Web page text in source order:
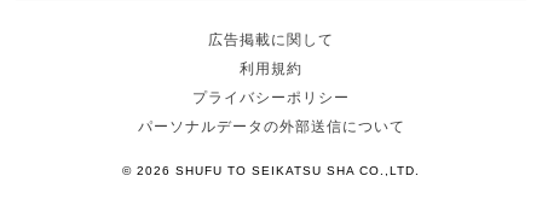
広告掲載に関して
利用規約
プライバシーポリシー
パーソナルデータの外部送信について
© 2026 SHUFU TO SEIKATSU SHA CO.,LTD.